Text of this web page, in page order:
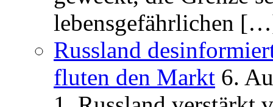
lebensgefährlichen
Russland
fluten den Markt 6.